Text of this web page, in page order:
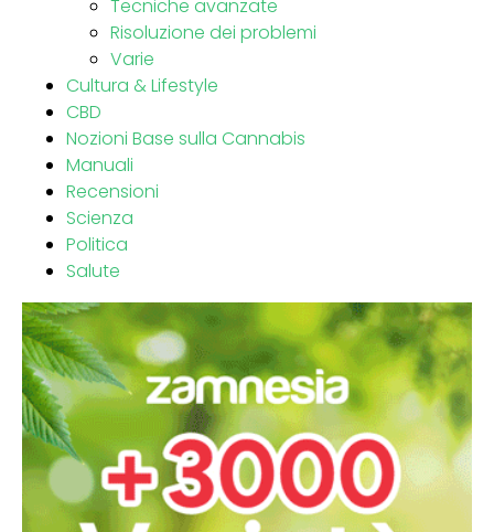
Tecniche avanzate
Risoluzione dei problemi
Varie
Cultura & Lifestyle
CBD
Nozioni Base sulla Cannabis
Manuali
Recensioni
Scienza
Politica
Salute